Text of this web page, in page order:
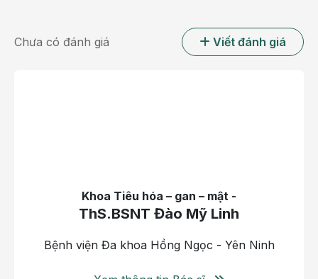
Chưa có đánh giá Viết đánh giá
Khoa Tiêu hóa – gan – mật -
ThS.BSNT Đào Mỹ Linh
Bệnh viện Đa khoa Hồng Ngọc - Yên Ninh